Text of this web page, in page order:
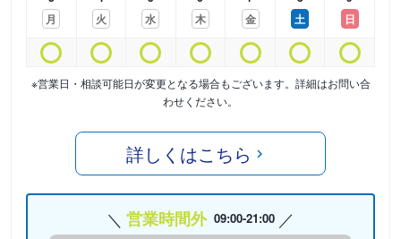
月
火
水
木
金
土
日
※営業日・相談可能日が変更となる場合もございます。詳細はお問い合
わせください。
詳しくはこちら
営業時間外 09:00-21:00